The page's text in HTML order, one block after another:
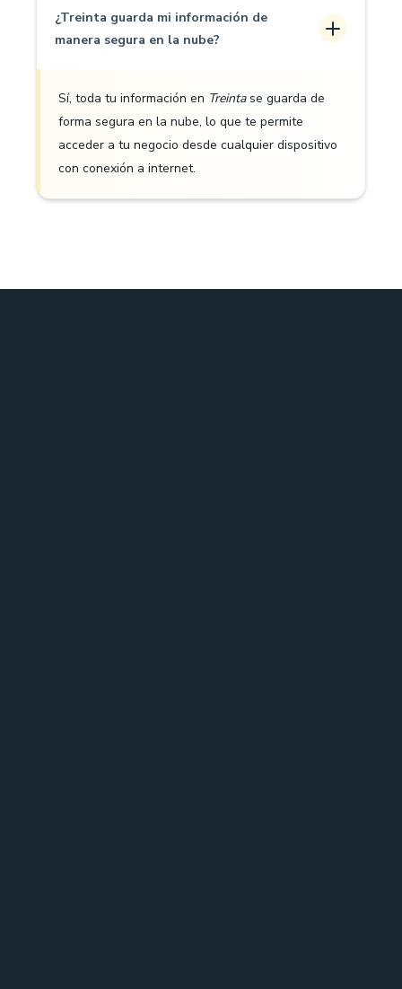
¿Treinta guarda mi información de
manera segura en la nube?
Sí, toda tu información en Treintase guarda de
forma segura en la nube, lo que te permite
acceder a tu negocio desde cualquier dispositivo
con conexión a internet.